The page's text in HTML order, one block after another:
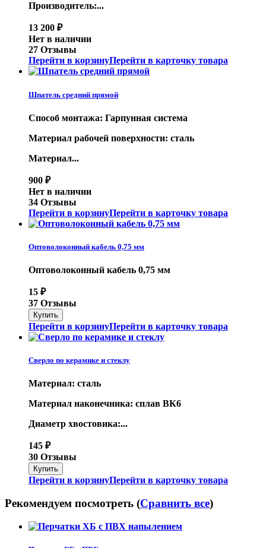
Производитель:...
13 200 ₽
Нет в наличии
27 Отзывы
Перейти в корзинуПерейти в карточку товара
Шпатель средний прямой
Способ монтажа: Гарпунная система
Материал рабочей поверхности: сталь
Материал...
900 ₽
Нет в наличии
34 Отзывы
Перейти в корзинуПерейти в карточку товара
Оптоволоконный кабель 0,75 мм
Оптоволоконный кабель 0,75 мм
15 ₽
37 Отзывы
Перейти в корзинуПерейти в карточку товара
Сверло по керамике и стеклу
Материал: сталь
Материал наконечника: сплав ВК6
Диаметр хвостовика:...
145 ₽
30 Отзывы
Перейти в корзинуПерейти в карточку товара
Рекомендуем посмотреть (Сравнить все)